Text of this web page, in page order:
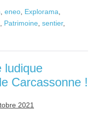
eneo Explorama
Patrimoine sentier,
ludique
Carcassonne !
2021